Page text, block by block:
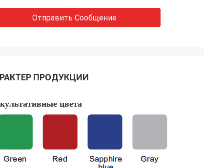
Отправить Сообщение
ПРОДУКЦИИ
цвета